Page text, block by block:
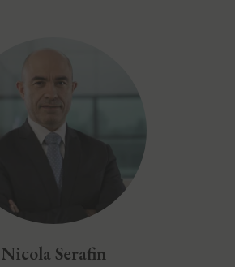
Nicola Serafin